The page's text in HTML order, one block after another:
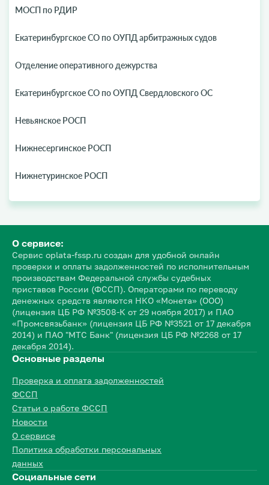
МОСП по РДИР
Екатеринбургское СО по ОУПД арбитражных судов
Отделение оперативного дежурства
Екатеринбургское СО по ОУПД Свердловского ОС
Невьянское РОСП
Нижнесергинское РОСП
Нижнетуринское РОСП
О сервисе:
Сервис oplata-fssp.ru создан для удобной онлайн
проверки и оплаты задолженностей по исполнительным
производствам Федеральной службы судебных
приставов России (ФССП). Операторами по переводу
денежных средств являются НКО «Монета» (ООО)
(лицензия ЦБ РФ №3508-К от 29 ноября 2017) и ПАО
«Промсвязьбанк» (лицензия ЦБ РФ №3521 от 17 декабря
2014) и ПАО "МТС Банк" (лицензия ЦБ РФ №2268 от 17
декабря 2014).
Основные разделы
Проверка и оплата задолженностей
ФССП
Статьи о работе ФССП
Новости
О сервисе
Политика обработки персональных
данных
Социальные сети